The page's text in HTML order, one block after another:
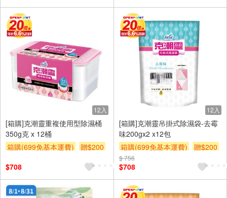
12入
[箱購]克潮靈重複使用型除濕桶
350g克 x 12桶
箱購(699免基本運費)
贈$200
$708
12入
[箱購]克潮靈吊掛式除濕袋-去霉
味200gx2 x12包
箱購(699免基本運費)
贈$200
$ 756
$708